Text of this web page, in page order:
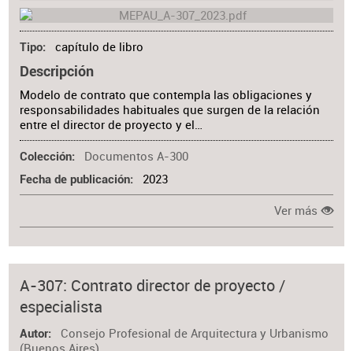
Tipo capítulo de libro
Descripción
Modelo de contrato que contempla las obligaciones y
responsabilidades habituales que surgen de la relación
entre el director de proyecto y el…
Colección Documentos A-300
Fecha de publicación 2023
Ver más
A-307: Contrato director de proyecto /
especialista
Autor
Consejo Profesional de Arquitectura y Urbanismo
(Buenos Aires)